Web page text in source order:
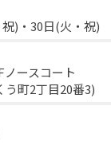
)・30日(火・祝)
ースコート
町2丁目20番3)